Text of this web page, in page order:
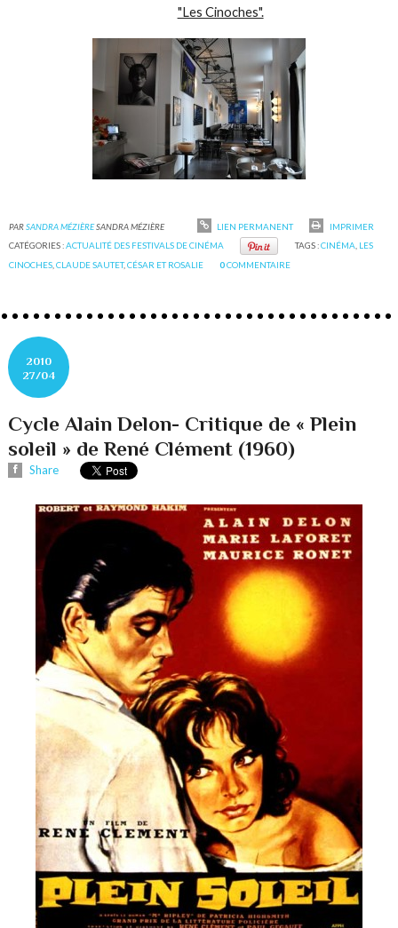
"Les Cinoches".
PARSANDRA MÉZIÈRESANDRA MÉZIÈRE LIEN PERMANENT
IMPRIMER
CATÉGORIES :ACTUALITÉ DES FESTIVALS DE CINÉMA TAGS :CINÉMA LES
CINOCHES ,CLAUDE SAUTET,CÉSAR ET ROSALIE 0COMMENTAIRE
2010
27/04
Cycle Alain Delon- Critique de « Plein
soleil » de René Clément (1960)
Share